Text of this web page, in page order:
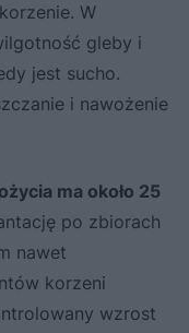
W
gleby i
jest sucho.
i nawożenie
ma około 25
po zbiorach
nawet
korzeni
wzrost